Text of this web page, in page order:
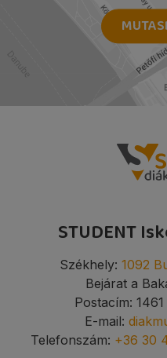
STUDENT
Székhely: 1092
Bejárat a
Postacím:
E-mail:
Telefonszám: +36 30